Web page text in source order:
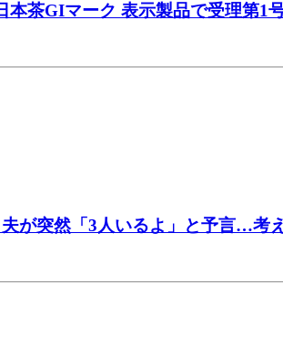
本茶GIマーク 表示製品で受理第1
夫が突然「3人いるよ」と予言…考